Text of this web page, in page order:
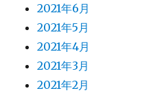
2021年6月
2021年5月
2021年4月
2021年3月
2021年2月